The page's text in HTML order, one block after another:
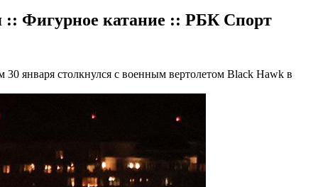
Фигурное катание :: РБК Спорт
января столкнулся с военным вертолетом Black Hawk в